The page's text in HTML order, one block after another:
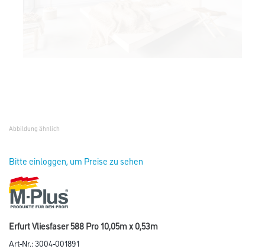
Abbildung ähnlich
Bitte einloggen, um Preise zu sehen
Erfurt Vliesfaser 588 Pro 10,05m x 0,53m
Art-Nr.:3004-001891